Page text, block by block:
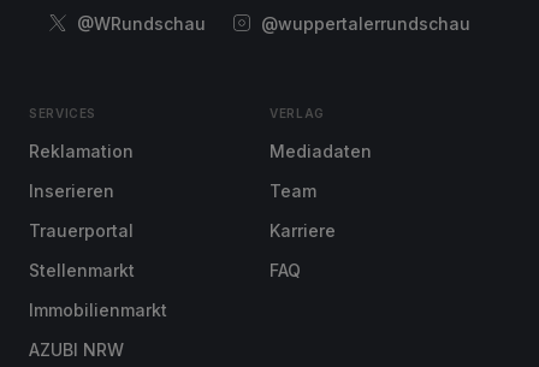
@WRundschau
@wuppertalerrundschau
SERVICES
Reklamation
Inserieren
Trauerportal
Stellenmarkt
Immobilienmarkt
AZUBI NRW
VERLAG
Mediadaten
Team
Karriere
FAQ